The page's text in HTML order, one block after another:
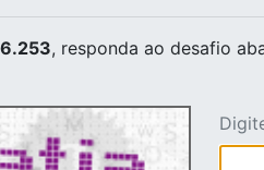
, responda ao desafio